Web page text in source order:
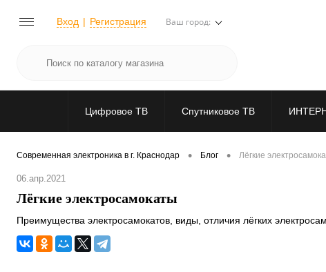
Вход Регистрация Ваш город:
Цифровое ТВ Спутниковое ТВ
Современная электроника в г. Краснодар • Блог • Лёгкие
06.апр.2021
Лёгкие электросамокаты
Преимущества электросамокатов, виды, отличия лёгких